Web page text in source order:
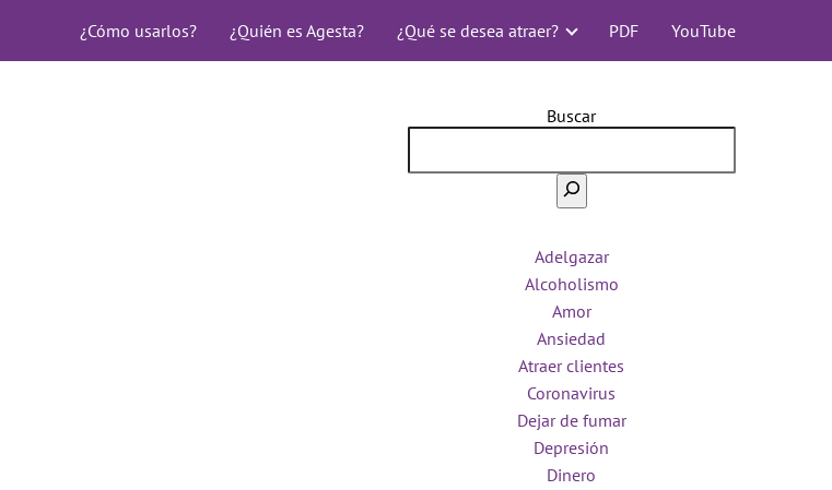
¿Cómo usarlos? ¿Quién es Agesta? ¿Qué se desea atraer? PDF YouTube
Buscar
Adelgazar
Alcoholismo
Amor
Ansiedad
Atraer clientes
Coronavirus
Dejar de fumar
Depresión
Dinero